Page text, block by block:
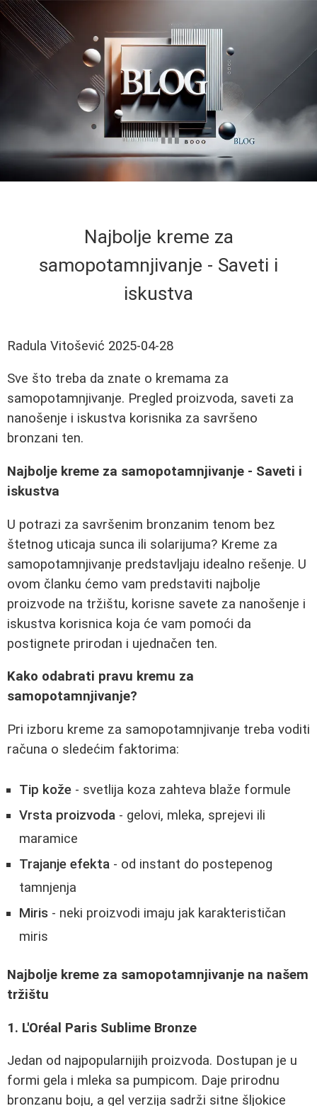
Najbolje kreme za
samopotamnjivanje - Saveti i
iskustva
Radula Vitošević 2025-04-28
Sve što treba da znate o kremama za
samopotamnjivanje. Pregled proizvoda, saveti za
nanošenje i iskustva korisnika za savršeno
bronzani ten.
Najbolje kreme za samopotamnjivanje - Saveti i
iskustva
U potrazi za savršenim bronzanim tenom bez
štetnog uticaja sunca ili solarijuma? Kreme za
samopotamnjivanje predstavljaju idealno rešenje. U
ovom članku ćemo vam predstaviti najbolje
proizvode na tržištu, korisne savete za nanošenje i
iskustva korisnica koja će vam pomoći da
postignete prirodan i ujednačen ten.
Kako odabrati pravu kremu za
samopotamnjivanje?
Pri izboru kreme za samopotamnjivanje treba voditi
računa o sledećim faktorima:
Tip kože - svetlija koza zahteva blaže formule
Vrsta proizvoda - gelovi, mleka, sprejevi ili
maramice
Trajanje efekta - od instant do postepenog
tamnjenja
Miris - neki proizvodi imaju jak karakterističan
miris
Najbolje kreme za samopotamnjivanje na našem
tržištu
1. L'Oréal Paris Sublime Bronze
Jedan od najpopularnijih proizvoda. Dostupan je u
formi gela i mleka sa pumpicom. Daje prirodnu
bronzanu boju, a gel verzija sadrži sitne šljokice